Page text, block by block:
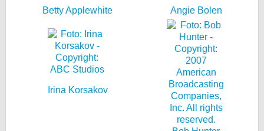
Betty Applewhite Angie Bolen
Irina Korsakov